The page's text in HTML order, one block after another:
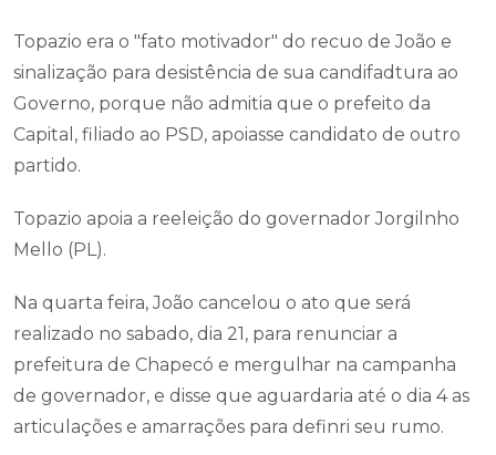
Topazio era o "fato motivador" do recuo de João e
sinalização para desistência de sua candifadtura ao
Governo, porque não admitia que o prefeito da
Capital, filiado ao PSD, apoiasse candidato de outro
partido.
Topazio apoia a reeleição do governador Jorgilnho
Mello (PL).
Na quarta feira, João cancelou o ato que será
realizado no sabado, dia 21, para renunciar a
prefeitura de Chapecó e mergulhar na campanha
de governador, e disse que aguardaria até o dia 4 as
articulações e amarrações para definri seu rumo.